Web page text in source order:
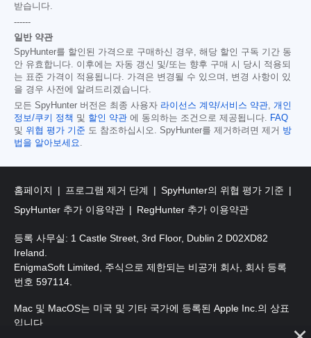
받습니다.
------
일반 약관
SpyHunter를 할인된 가격으로 구매하신 경우, 해당 할인 구독 기간 동
안 유효합니다. 이후에는 자동 갱신 및/또는 향후 구매 시 당시 적용되
는 표준 가격이 적용됩니다. 가격은 변경될 수 있으며, 변경 사항이 있
을 경우 사전에 알려드리겠습니다.
모든 SpyHunter 버전은 최종 사용자 라이선스 계약/서비스 약관, 개인
정보/쿠키 정책 및 할인 약관 에 동의하는 조건으로 제공됩니다. FAQ
및 위협 평가 기준 도 참조하십시오. SpyHunter를 제거하려면 제거 방
법을 알아보세요.
홈페이지 프로그램 제거 단계
SpyHunter의 위협 평가 기준
SpyHunter 추가 이용약관
RegHunter 추가 이용약관
등록 사무실: 1 Castle Street, 3rd Floor, Dublin 2 D02XD82
Ireland.
EnigmaSoft Limited, 주식으로 제한되는 비공개 회사, 회사 등록
번호 597114.
Mac 및 MacOS는 미국 및 기타 국가에 등록된 Apple Inc.의 상표
입니다.